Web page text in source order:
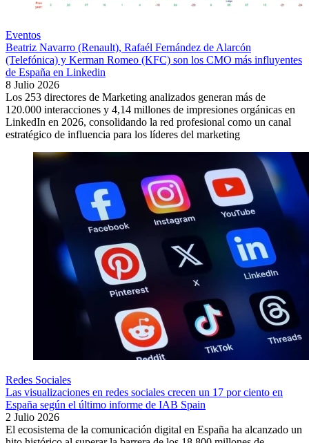
Eventos
Beatriz Navarro (Renault), Rafaél Fernández de Alarcón
(Telefónica) y Kerman Romeo (KFC) son los CMO más influyentes
de España en Linkedin
8 Julio 2026
Los 253 directores de Marketing analizados generan más de
120.000 interacciones y 4,14 millones de impresiones orgánicas en
LinkedIn en 2026, consolidando la red profesional como un canal
estratégico de influencia para los líderes del marketing
Redes Sociales
Las visualizaciones en redes sociales crecen un 17 por ciento en
España según el último informe de IAB Spain
2 Julio 2026
El ecosistema de la comunicación digital en España ha alcanzado un